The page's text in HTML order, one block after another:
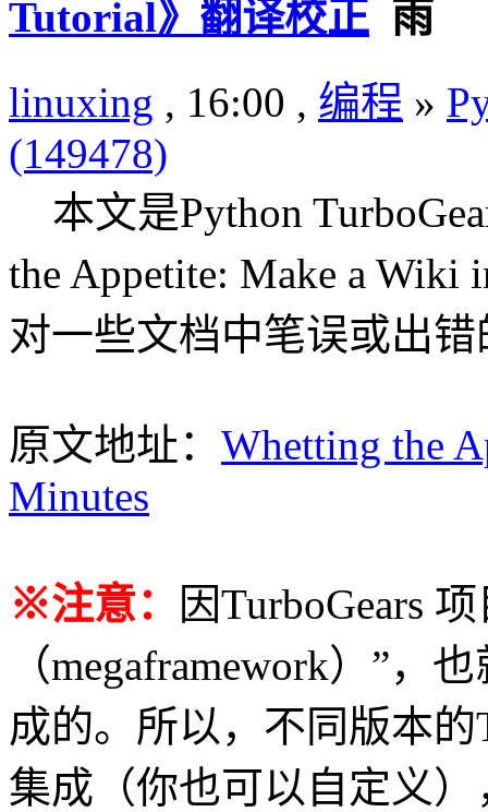
Tutorial》翻译校正
linuxing , 16:00 , 编程 »
(149478)
本文是Python
the Appetite: Make a
对一些文档中笔误或出
原文地址： Whetting the
Minutes
※注意：
因TurboGears
（megaframework）”，
成的。所以，不同版本的
集成（你也可以自定义